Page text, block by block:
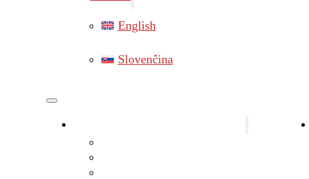
English
Slovenčina